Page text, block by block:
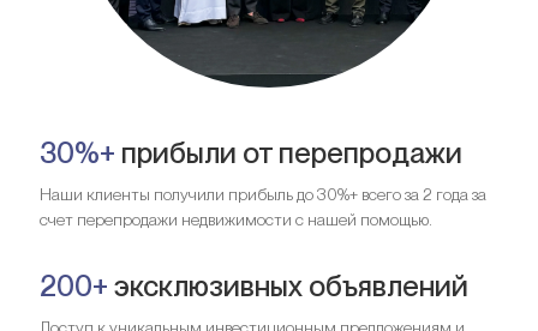
30%+ прибыли от перепродажи
Наши клиенты получили прибыль до 30%+ всего за 2 года за
счет перепродажи недвижимости с нашей помощью.
200+ эксклюзивных объявлений